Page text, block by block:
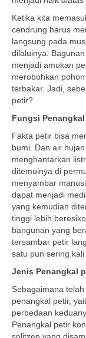
Ketika kita
cendrung harus
langsung pada
dilaluinya.
menjadi amukan
merobohkan
terbakar. Jadi,
petir?
Fungsi
Fakta petir bisa
bumi. Dan air
menghantarkan
ditemuinya di
menyambar
dapat menjadi
yang kemudian
tinggi lebih
bangunan yang
tersambar petir
satu pun sering
Jenis Penangkal
Sebagaimana
penangkal petir,
perbedaan
Penangkal petir